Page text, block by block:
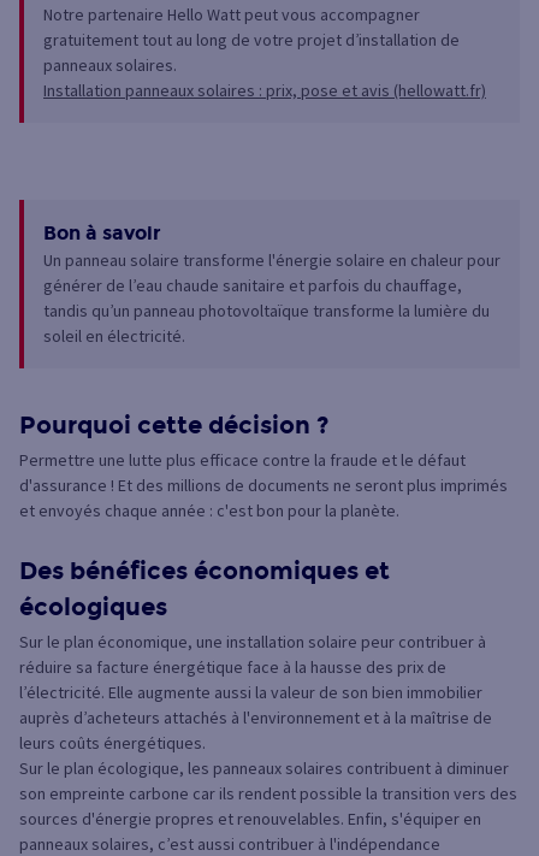
Notre partenaire Hello Watt peut vous accompagner
gratuitement tout au long de votre projet d’installation de
panneaux solaires.
Installation panneaux solaires : prix, pose et avis (hellowatt.fr)
Bon à savoir
Un panneau solaire transforme l'énergie solaire en chaleur pour
générer de l’eau chaude sanitaire et parfois du chauffage,
tandis qu’un panneau photovoltaïque transforme la lumière du
soleil en électricité.
Pourquoi cette décision ?
Permettre une lutte plus efficace contre la fraude et le défaut
d'assurance ! Et des millions de documents ne seront plus imprimés
et envoyés chaque année : c'est bon pour la planète.
Des bénéfices économiques et
écologiques
Sur le plan économique, une installation solaire peur contribuer à
réduire sa facture énergétique face à la hausse des prix de
l’électricité. Elle augmente aussi la valeur de son bien immobilier
auprès d’acheteurs attachés à l'environnement et à la maîtrise de
leurs coûts énergétiques.
Sur le plan écologique, les panneaux solaires contribuent à diminuer
son empreinte carbone car ils rendent possible la transition vers des
sources d'énergie propres et renouvelables. Enfin, s'équiper en
panneaux solaires, c’est aussi contribuer à l'indépendance